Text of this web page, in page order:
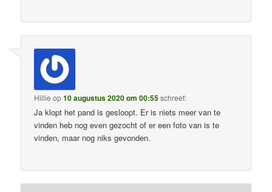
Hillie op10 augustus 2020 om 00:55schreef:
Ja klopt het pand is gesloopt. Er is niets meer van te
vinden heb nog even gezocht of er een foto van is te
vinden, maar nog niks gevonden.